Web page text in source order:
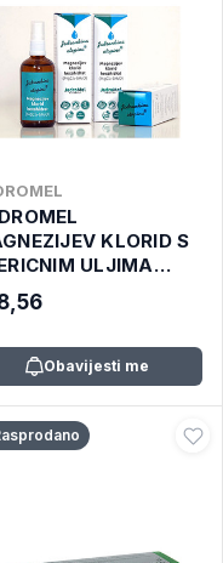
KLORID S
ULJIMA
100ML
Obavijesti me